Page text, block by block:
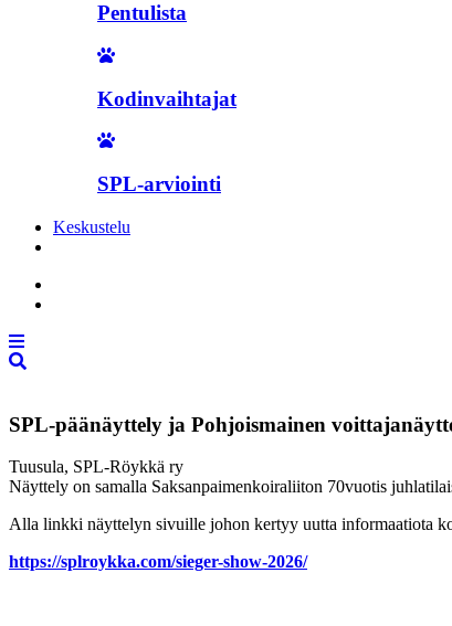
Pentulista
Kodinvaihtajat
SPL-arviointi
Keskustelu
SPL-päänäyttely ja Pohjoismainen
Tuusula, SPL-Röykkä ry
Näyttely on samalla Saksanpaimenkoiraliiton 70vuotis
Alla linkki näyttelyn sivuille johon kertyy uutta informaatiota
https://splroykka.com/sieger-show-2026/